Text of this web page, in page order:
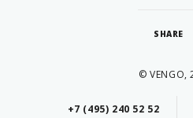
SHARE
© VENGO,
+7 (495) 240 52 52